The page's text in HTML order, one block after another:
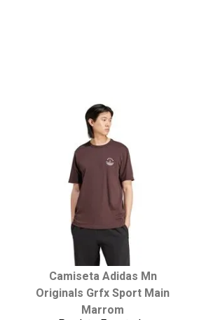
Escolha seu tamanho:
P
M G GG
Camiseta Adidas Mn
Originals Grfx Sport Main
Marrom